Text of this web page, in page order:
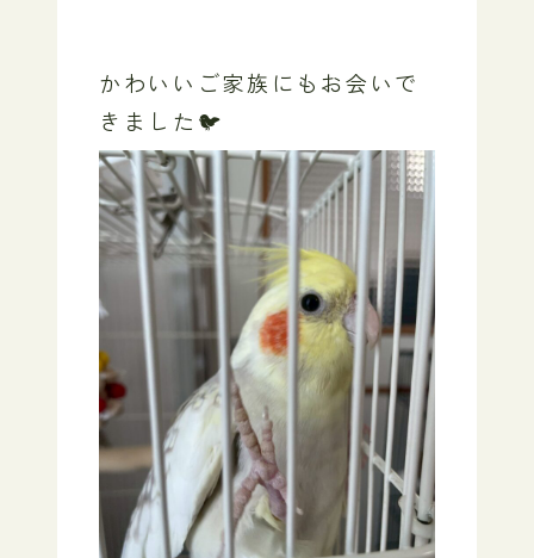
かわいいご家族にもお会いで
きました🐦